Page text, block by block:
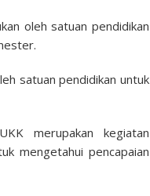
oleh satuan pendidikan
satuan pendidikan untuk
merupakan kegiatan
mengetahui pencapaian